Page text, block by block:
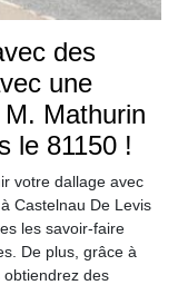
des
une
Mathurin
le 81150 !
votre dallage avec
Castelnau De Levis
les savoir-faire
De plus, grâce à
des